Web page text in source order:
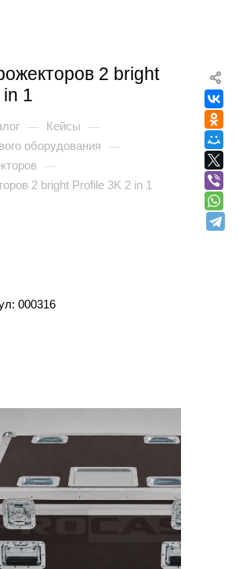
2 bright
1
— Кейсы —
оборудования —
—
2 bright Profile 3K 2 in 1
000316